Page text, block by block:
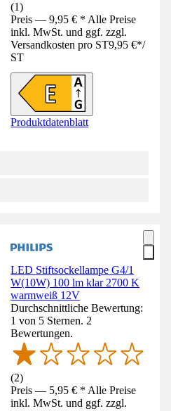
(1)
Preis — 9,95 € * Alle Preise
inkl. MwSt. und ggf. zzgl.
Versandkosten pro ST9,95 €*/
ST
Produktdatenblatt
LED Stiftsockellampe G4/1
W(10W) 100 lm klar 2700 K
warmweiß 12V
Durchschnittliche Bewertung:
1 von 5 Sternen. 2
Bewertungen.
(2)
Preis — 5,95 € * Alle Preise
inkl. MwSt. und ggf. zzgl.